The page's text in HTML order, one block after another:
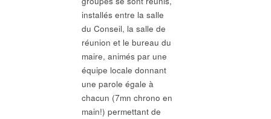
installés entre la salle
du Conseil, la salle de
réunion et le bureau du
maire, animés par une
équipe locale donnant
une parole égale à
chacun (7mn chrono en
main!) permettant de